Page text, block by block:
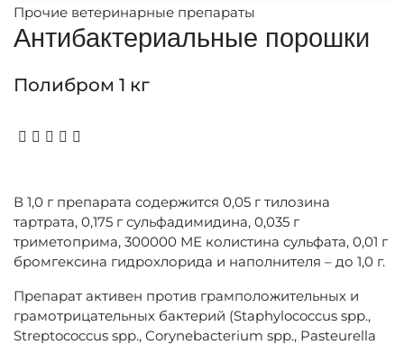
Прочие ветеринарные препараты
Антибактериальные порошки
Полибром 1 кг
В 1,0 г препарата содержится 0,05 г тилозина
тартрата, 0,175 г сульфадимидина, 0,035 г
триметоприма, 300000 МЕ колистина сульфата, 0,01 г
бромгексина гидрохлорида и наполнителя – до 1,0 г.
Препарат активен против грамположительных и
грамотрицательных бактерий (Staphylococcus spp.,
Streptococcus spp., Corynebacterium spp., Pasteurella